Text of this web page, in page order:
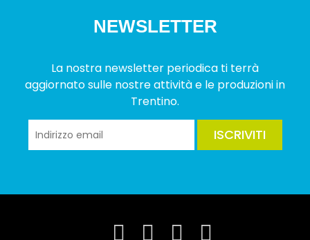
NEWSLETTER
La nostra newsletter periodica ti terrà
aggiornato sulle nostre attività e le produzioni in
Trentino.
ISCRIVITI